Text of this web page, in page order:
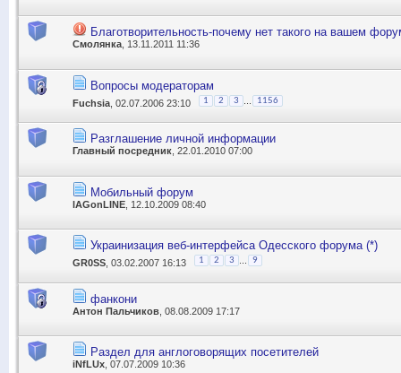
Благотворительность-почему нет такого на вашем
Смолянка, 13.11.2011 11:36
Вопросы модераторам
Fuchsia , 02.07.2006 23:10 1 2 3 1156
Разглашение личной информации
Главный посредник , 22.01.2010 07:00
Мобильный форум
lAGonLINE , 12.10.2009 08:40
Украинизация веб-интерфейса Одесского форума (*)
GR0SS , 03.02.2007 16:13 1 2 3 9
фанкони
Антон Пальчиков , 08.08.2009 17:17
Раздел для англоговорящих посетителей
iNfLUx , 07.07.2009 10:36